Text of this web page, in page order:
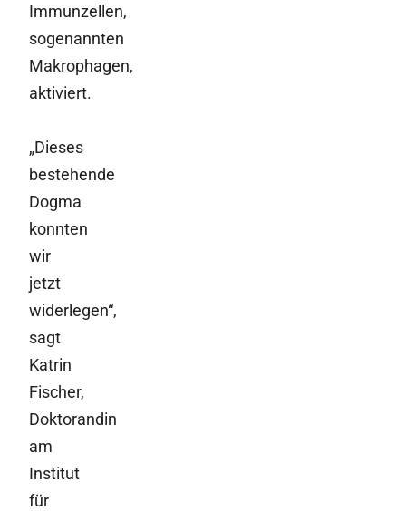
Immunzellen,
sogenannten
Makrophagen,
aktiviert.
„Dieses
bestehende
Dogma
konnten
wir
jetzt
widerlegen“,
sagt
Katrin
Fischer,
Doktorandin
am
Institut
für